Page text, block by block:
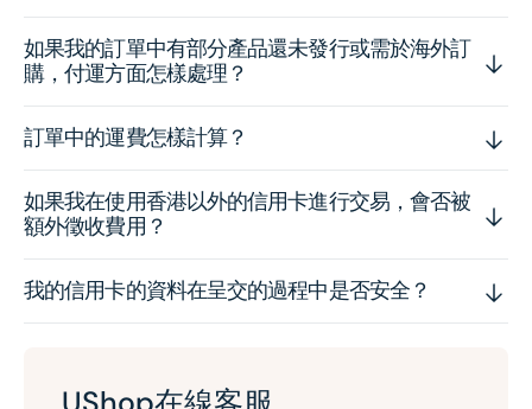
如果我的訂單中有部分產品還未發行或需於海外訂
購，付運方面怎樣處理？
訂單中的運費怎樣計算？
如果我在使用香港以外的信用卡進行交易，會否被
額外徵收費用？
我的信用卡的資料在呈交的過程中是否安全？